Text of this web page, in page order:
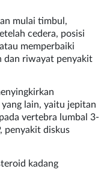
mulai timbul,
cedera, posisi
memperbaiki
dan riwayat penyakit
lain, yaitu jepitan
vertebra lumbal 3-
penyakit diskus
kadang